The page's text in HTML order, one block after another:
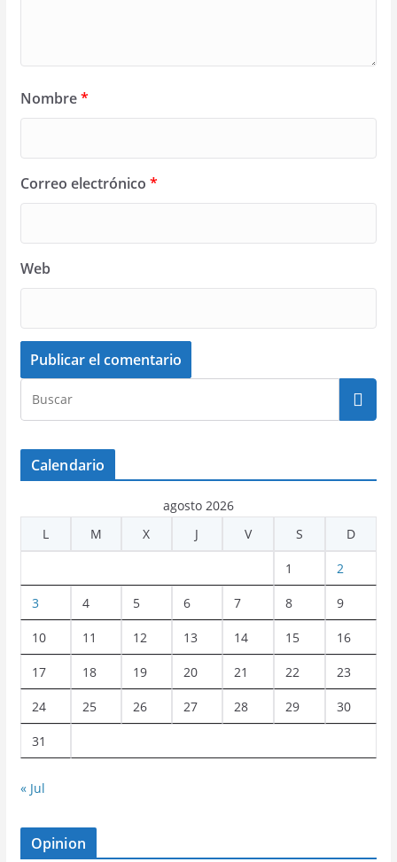
Nombre*
Correo electrónico *
Web
Calendario
agosto 2026
L
M X J V S D
1 2
3 4 5 6 7 8 9
10 11 12 13 14 15 16
17 18 19 20 21 22 23
24 25 26 27 28 29 30
31
« Jul
Opinion